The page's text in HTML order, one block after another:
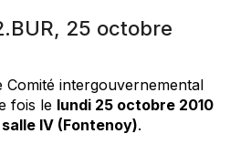
25 octobre
Comité intergouvernemental
fois le lundi 25 octobre 2010
IV (Fontenoy).